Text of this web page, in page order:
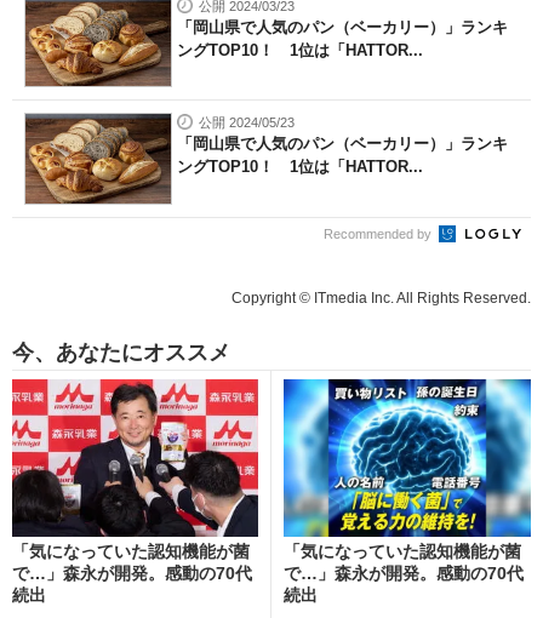
公開 2024/03/23
「岡山県で人気のパン（ベーカリー）」ランキ
ングTOP10！ 1位は「HATTOR...
公開 2024/05/23
「岡山県で人気のパン（ベーカリー）」ランキ
ングTOP10！ 1位は「HATTOR...
Recommended by
Copyright © ITmedia Inc. All Rights Reserved.
今、あなたにオススメ
「気になっていた認知機能が菌
で…」森永が開発。感動の70代
続出
「気になっていた認知機能が菌
で…」森永が開発。感動の70代
続出